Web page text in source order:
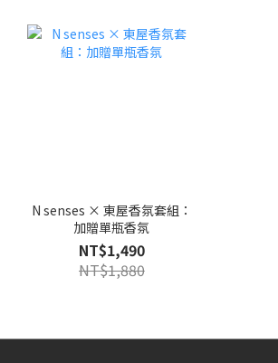
N senses × 東屋香氛套組：
加贈單瓶香氛
NT$1,490
NT$1,880